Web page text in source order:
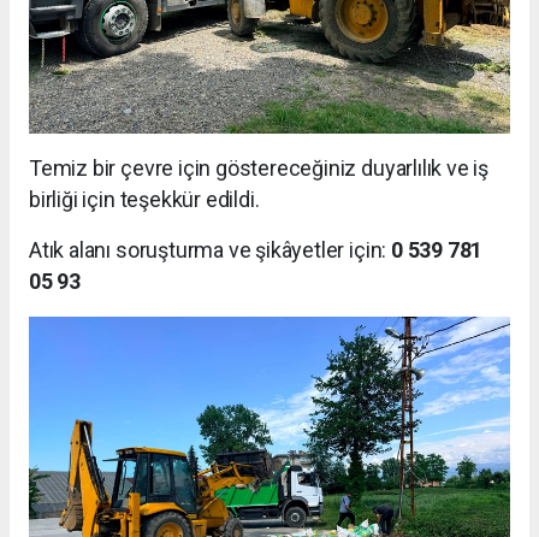
Temiz bir çevre için göstereceğiniz duyarlılık ve iş
birliği için teşekkür edildi.
Atık alanı soruşturma ve şikâyetler için: 0 539 781
05 93